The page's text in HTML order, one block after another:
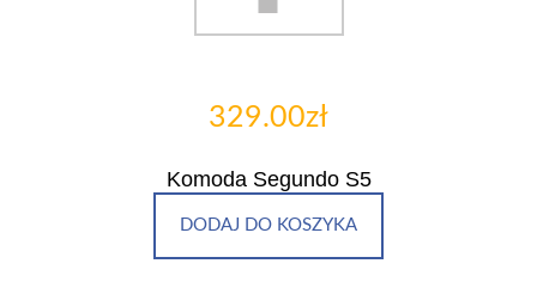
329.00zł
Komoda Segundo S5
DODAJ DO KOSZYKA